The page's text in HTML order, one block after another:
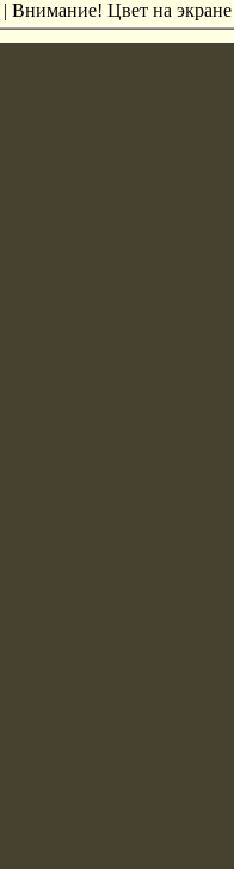
| Внимание! Цвет на экране